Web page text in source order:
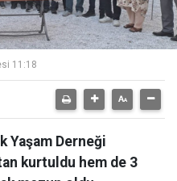
11:18
Yaşam Derneği
kurtuldu hem de 3